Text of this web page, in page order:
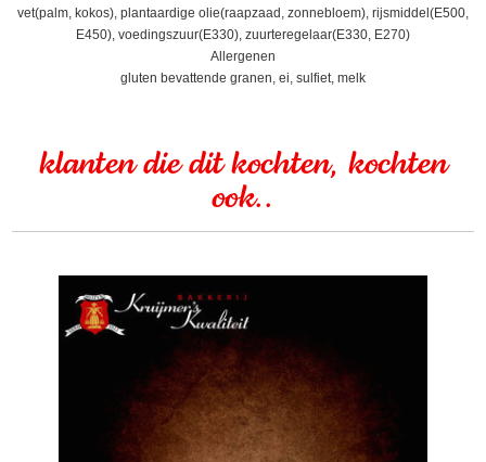
vet(palm, kokos), plantaardige olie(raapzaad, zonnebloem), rijsmiddel(E500,
E450), voedingszuur(E330), zuurteregelaar(E330, E270)
Allergenen
gluten bevattende granen, ei, sulfiet, melk
klanten die dit kochten, kochten
ook..